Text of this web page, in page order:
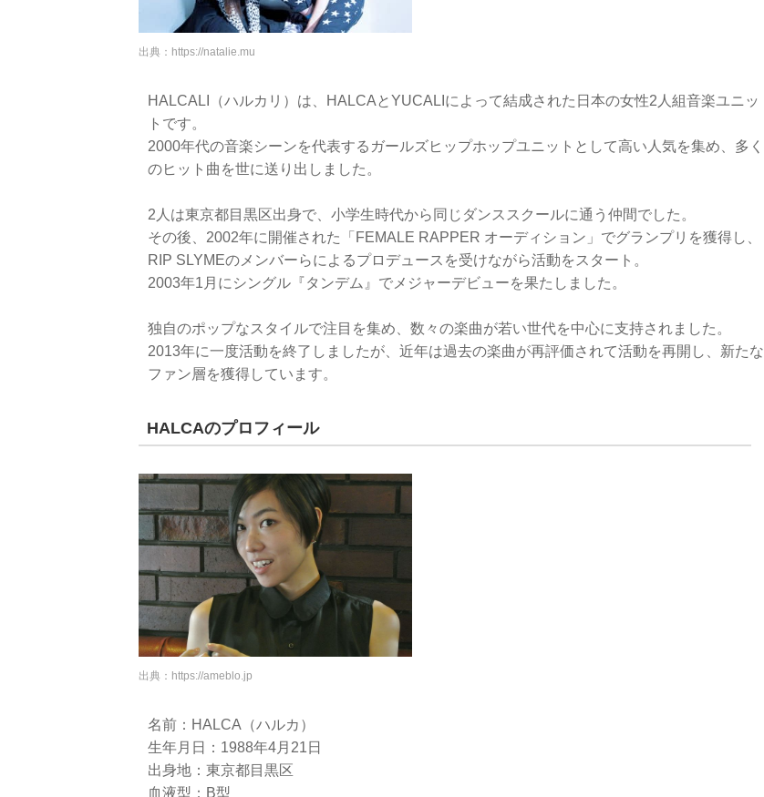
出典： https://natalie.mu
HALCALI（ハルカリ）は、HALCAとYUCALIによって結成された日本の女性2人組音楽ユニッ
トです。
2000年代の音楽シーンを代表するガールズヒップホップユニットとして高い人気を集め、多く
のヒット曲を世に送り出しました。
2人は東京都目黒区出身で、小学生時代から同じダンススクールに通う仲間でした。
その後、2002年に開催された「FEMALE RAPPER オーディション」でグランプリを獲得し、
RIP SLYMEのメンバーらによるプロデュースを受けながら活動をスタート。
2003年1月にシングル『タンデム』でメジャーデビューを果たしました。
独自のポップなスタイルで注目を集め、数々の楽曲が若い世代を中心に支持されました。
2013年に一度活動を終了しましたが、近年は過去の楽曲が再評価されて活動を再開し、新たな
ファン層を獲得しています。
HALCAのプロフィール
出典： https://ameblo.jp
名前：HALCA（ハルカ）
生年月日：1988年4月21日
出身地：東京都目黒区
血液型：B型